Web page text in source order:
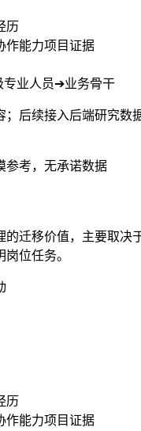
历
作能力项目证据
专业人员➔业务骨干
；后续接入后端研究数
参考，无承诺数据
的迁移价值，主要取决
位任务。
历
作能力项目证据